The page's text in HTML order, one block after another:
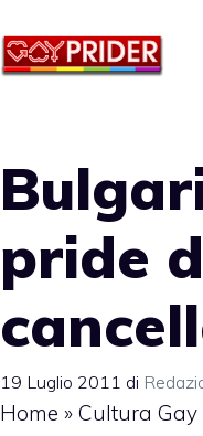
pride
19 Luglio 2011 di
Home » Cultura Gay